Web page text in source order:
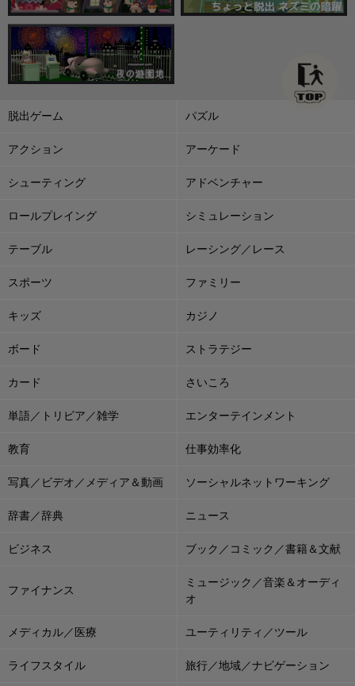
脱出ゲーム パズル
アクション アーケード
シューティング アドベンチャー
ロールプレイング シミュレーション
テーブル レーシング／レース
スポーツ ファミリー
キッズ カジノ
ボード ストラテジー
カード さいころ
単語／トリビア／雑学 エンターテインメント
教育 仕事効率化
写真／ビデオ／メディア＆動画 ソーシャルネットワーキング
辞書／辞典 ニュース
ビジネス ブック／コミック／書籍＆文献
ファイナンス
ミュージック／音楽＆オーディ
オ
メディカル／医療 ユーティリティ／ツール
ライフスタイル 旅行／地域／ナビゲーション